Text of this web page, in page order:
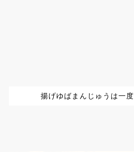
揚げゆばまんじゅうは一